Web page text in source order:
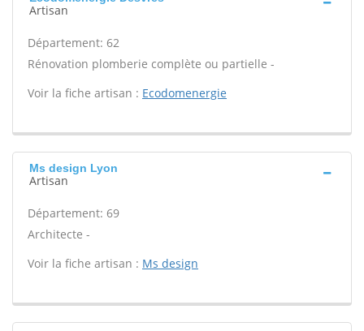
Artisan
Département: 62
Rénovation plomberie complète ou partielle -
Voir la fiche artisan : Ecodomenergie
Ms design Lyon
Artisan
Département: 69
Architecte -
Voir la fiche artisan : Ms design